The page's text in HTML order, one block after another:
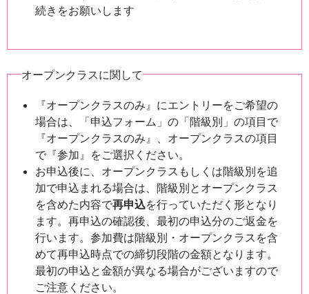
続きをお願いします
オープンクラスに関して
『オープンクラスのみ』にエントリーをご希望の
場合は、「申込フォーム」の「階級別」の項目で
『オープンクラスのみ』、オープンクラスの項目
で『参加』をご選択ください。
お申込後に、オープンクラスもしくは階級別を追
加で申込まれる場合は、階級別とオープンクラス
を含めた内容で再申込を行っていただく形となり
ます。再申込の確認後、最初の申込分のご返金を
行います。参加費は階級別・オープンクラスを含
めて再申込時点での締切段階の金額となります。
最初の申込と金額が異なる場合がございますので
ご注意ください。